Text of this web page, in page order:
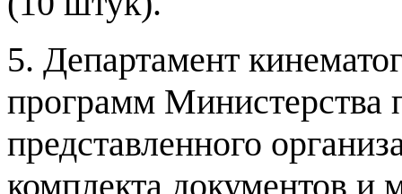
5. Департамент
программ Министерства
представленного
комплекта документов и